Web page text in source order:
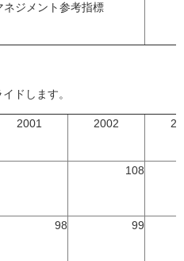
ジメント参考指標
ドします。
2001 2002
108
98 99